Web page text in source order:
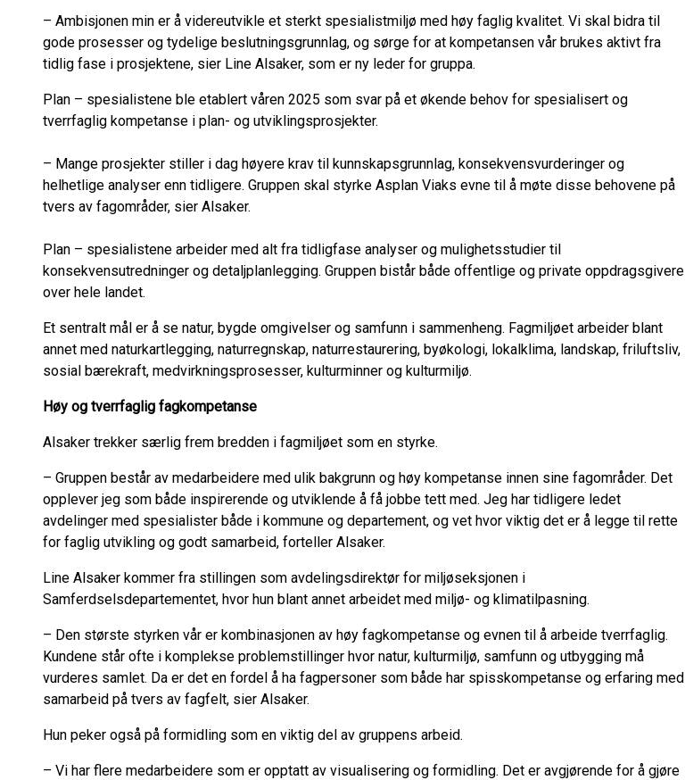
– Ambisjonen min er å videreutvikle et sterkt spesialistmiljø med høy faglig kvalitet. Vi skal bidra til
gode prosesser og tydelige beslutningsgrunnlag, og sørge for at kompetansen vår brukes aktivt fra
tidlig fase i prosjektene, sier Line Alsaker, som er ny leder for gruppa.
Plan – spesialistene ble etablert våren 2025 som svar på et økende behov for spesialisert og
tverrfaglig kompetanse i plan- og utviklingsprosjekter.
– Mange prosjekter stiller i dag høyere krav til kunnskapsgrunnlag, konsekvensvurderinger og
helhetlige analyser enn tidligere. Gruppen skal styrke Asplan Viaks evne til å møte disse behovene på
tvers av fagområder, sier Alsaker.
Plan – spesialistene arbeider med alt fra tidligfase analyser og mulighetsstudier til
konsekvensutredninger og detaljplanlegging. Gruppen bistår både offentlige og private oppdragsgivere
over hele landet.
Et sentralt mål er å se natur, bygde omgivelser og samfunn i sammenheng. Fagmiljøet arbeider blant
annet med naturkartlegging, naturregnskap, naturrestaurering, byøkologi, lokalklima, landskap, friluftsliv,
sosial bærekraft, medvirkningsprosesser, kulturminner og kulturmiljø.
Høy og tverrfaglig fagkompetanse
Alsaker trekker særlig frem bredden i fagmiljøet som en styrke.
– Gruppen består av medarbeidere med ulik bakgrunn og høy kompetanse innen sine fagområder. Det
opplever jeg som både inspirerende og utviklende å få jobbe tett med. Jeg har tidligere ledet
avdelinger med spesialister både i kommune og departement, og vet hvor viktig det er å legge til rette
for faglig utvikling og godt samarbeid, forteller Alsaker.
Line Alsaker kommer fra stillingen som avdelingsdirektør for miljøseksjonen i
Samferdselsdepartementet, hvor hun blant annet arbeidet med miljø- og klimatilpasning.
– Den største styrken vår er kombinasjonen av høy fagkompetanse og evnen til å arbeide tverrfaglig.
Kundene står ofte i komplekse problemstillinger hvor natur, kulturmiljø, samfunn og utbygging må
vurderes samlet. Da er det en fordel å ha fagpersoner som både har spisskompetanse og erfaring med
samarbeid på tvers av fagfelt, sier Alsaker.
Hun peker også på formidling som en viktig del av gruppens arbeid.
– Vi har flere medarbeidere som er opptatt av visualisering og formidling. Det er avgjørende for å gjøre